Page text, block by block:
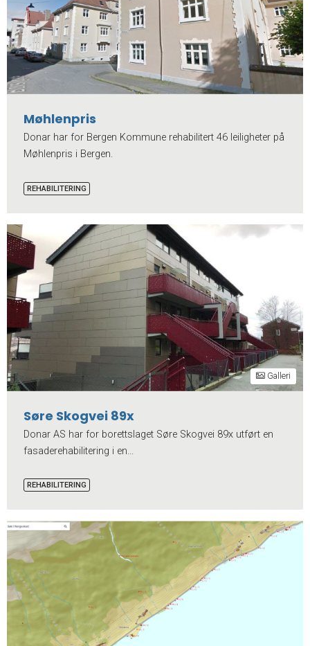
Møhlenpris
Donar har for Bergen Kommune rehabilitert 46 leiligheter på
Møhlenpris i Bergen.
REHABILITERING
Galleri
Søre Skogvei 89x
Donar AS har for borettslaget Søre Skogvei 89x utført en
fasaderehabilitering i en...
REHABILITERING